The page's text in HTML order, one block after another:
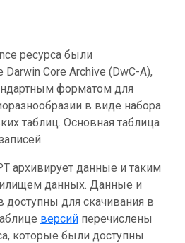
ресурса были
Core Archive (DwC-A),
форматом для
в виде набора
таблиц. Основная таблица
архивирует данные и таким
данных. Данные и
доступны для скачивания в
версий перечислены
которые были доступны